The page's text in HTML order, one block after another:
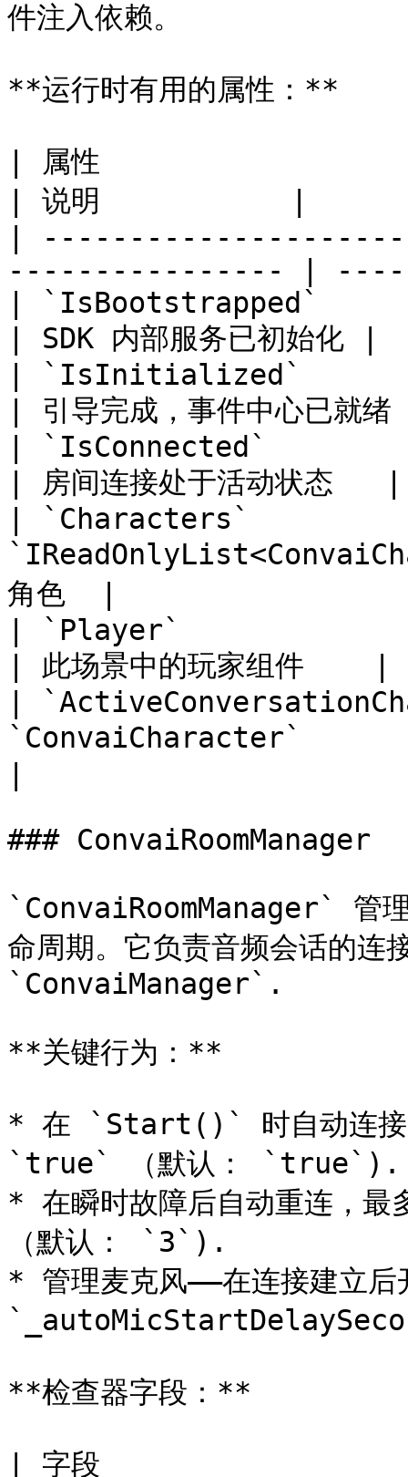
件注入依赖。
**运行时有用的属性：**
| 属性
| 说明           |
|
---------------- |
| `IsBootstrapped`
| SDK 内部服务已初始化 |
| `IsInitialized`
| 引导完成，事件中心已就
| `IsConnected`
| 房间连接处于活动状态   |
| `Characters`
角色  |
| `Player`
| 此场景中的玩家组件    |
|
`ConvaiCharacter`
### ConvaiRoomManager
`ConvaiRoomManager` 管
命周期。它负责音频会话的连
`ConvaiManager`.
**关键行为：**
* 在 `Start()` 时自动连接
`true` （默认： `true`).
* 在瞬时故障后自动重连，
（默认： `3`).
* 管理麦克风——在连接建立后
**检查器字段：**
| 字段